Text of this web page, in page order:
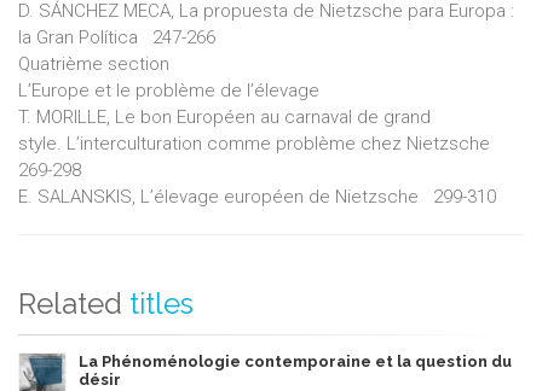
D. SÁNCHEZ MECA, La propuesta de Nietzsche para Europa :
la Gran Política 247-266
Quatrième section
L’Europe et le problème de l’élevage
T. MORILLE, Le bon Européen au carnaval de grand
style. L’interculturation comme problème chez Nietzsche
269-298
E. SALANSKIS, L’élevage européen de Nietzsche 299-310
Related titles
La Phénoménologie contemporaine et la question du
désir